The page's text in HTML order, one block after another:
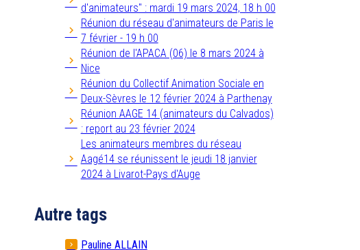
d'animateurs" : mardi 19 mars 2024, 18 h 00
Réunion du réseau d'animateurs de Paris le
7 février - 19 h 00
Réunion de l'APACA (06) le 8 mars 2024 à
Nice
Réunion du Collectif Animation Sociale en
Deux-Sèvres le 12 février 2024 à Parthenay
Réunion AAGE 14 (animateurs du Calvados)
: report au 23 février 2024
Les animateurs membres du réseau
Aagé14 se réunissent le jeudi 18 janvier
2024 à Livarot-Pays d'Auge
Autre tags
Pauline ALLAIN